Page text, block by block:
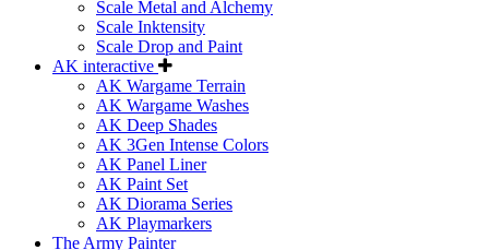
Scale Metal and Alchemy
Scale Inktensity
Scale Drop and Paint
AK interactive
AK Wargame Terrain
AK Wargame Washes
AK Deep Shades
AK 3Gen Intense Colors
AK Panel Liner
AK Paint Set
AK Diorama Series
AK Playmarkers
The Army Painter